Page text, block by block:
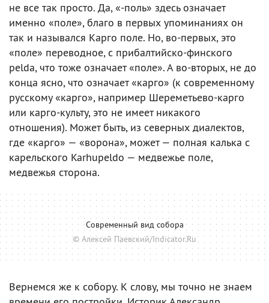
не все так просто. Да, «-поль» здесь означает
именно «поле», благо в первых упоминаниях он
так и назывался Карго поле. Но, во-первых, это
«поле» переводное, с прибалтийско-финского
pelda, что тоже означает «поле». А во-вторых, не до
конца ясно, что означает «карго» (к современному
русскому «карго», например Шереметьево-карго
или карго-культу, это не имеет никакого
отношения). Может быть, из северных диалектов,
где «карго» — «ворона», может — полная калька с
карельского Karhupeldo — медвежье поле,
медвежья сторона.
Современный вид собора
© Алексей Паевский/Indicator.Ru
Вернемся же к собору. К слову, мы точно не знаем